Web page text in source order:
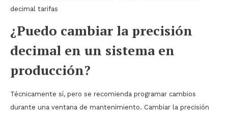
decimal tarifas
¿Puedo cambiar la precisión
decimal en un sistema en
producción?
Técnicamente sí, pero se recomienda programar cambios
durante una ventana de mantenimiento. Cambiar la precisión